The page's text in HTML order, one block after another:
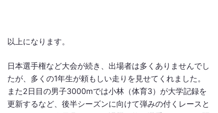
以上になります。
日本選手権など大会が続き、出場者は多くありませんでし
たが、多くの1年生が頼もしい走りを見せてくれました。
また2日目の男子3000mでは小林（体育3）が大学記録を
更新するなど、後半シーズンに向けて弾みの付くレースと